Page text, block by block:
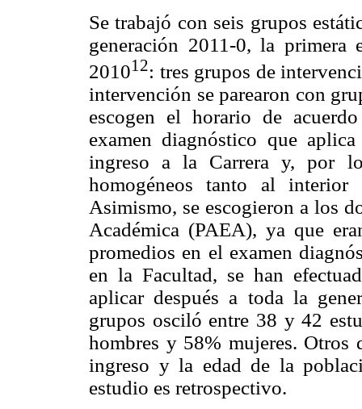
Se trabajó con seis grupos
generación 2011-0, la
201012: tres grupos de
intervención se parearon con
escogen el horario de
examen diagnóstico que
ingreso a la Carrera y, por
homogéneos tanto al
Asimismo, se escogieron a los
Académica (PAEA), ya que
promedios en el examen
en la Facultad, se han
aplicar después a toda la
grupos osciló entre 38 y 42
hombres y 58% mujeres. Otros
ingreso y la edad de la
estudio es retrospectivo.